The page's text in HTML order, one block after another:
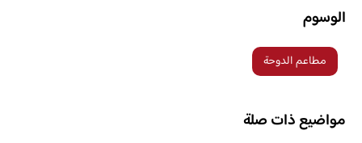
الوسوم
مطاعم الدوحة
مواضيع ذات صلة